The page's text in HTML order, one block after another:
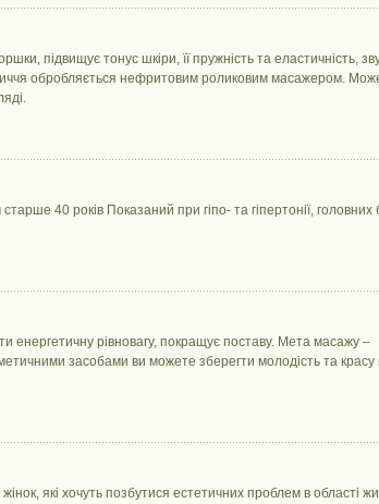
підвищує тонус шкіри, її пружність та еластичність,
обробляється нефритовим роликовим масажером.
40 років Показаний при гіпо- та гіпертонії, головних
енергетичну рівновагу, покращує поставу. Мета масажу –
засобами ви можете зберегти молодість та красу
які хочуть позбутися естетичних проблем в області